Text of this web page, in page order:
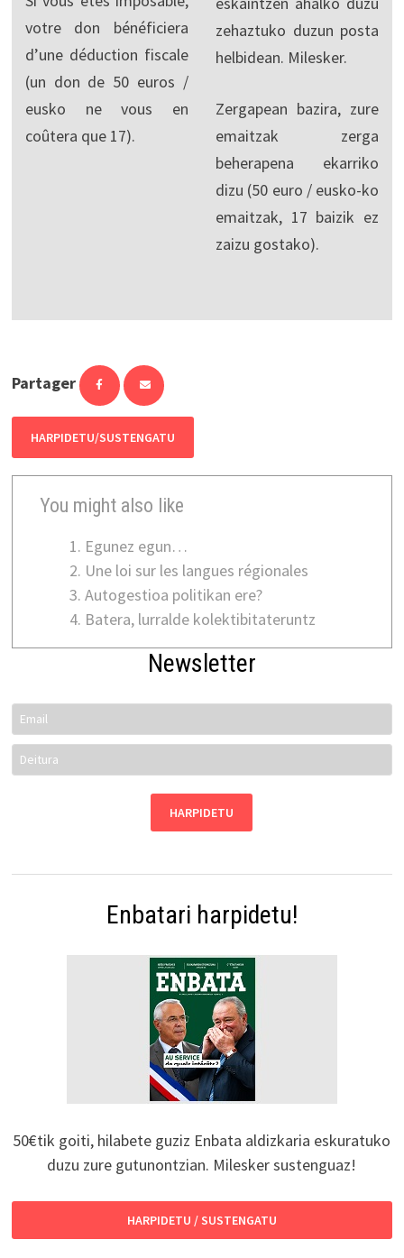
votre don bénéficiera
d’une déduction fiscale
(un don de 50 euros /
eusko ne vous en
coûtera que 17).
zehaztuko duzun posta
helbidean. Milesker.
Zergapean bazira, zure
emaitzak zerga
beherapena ekarriko
dizu (50 euro / eusko-ko
emaitzak, 17 baizik ez
zaizu gostako).
Partager
HARPIDETU/SUSTENGATU
You might also like
Egunez egun…
Une loi sur les langues régionales
Autogestioa politikan ere?
Batera, lurralde kolektibitateruntz
Newsletter
Enbatari harpidetu!
50€tik goiti, hilabete guziz Enbata aldizkaria eskuratuko
duzu zure gutunontzian. Milesker sustenguaz!
HARPIDETU / SUSTENGATU